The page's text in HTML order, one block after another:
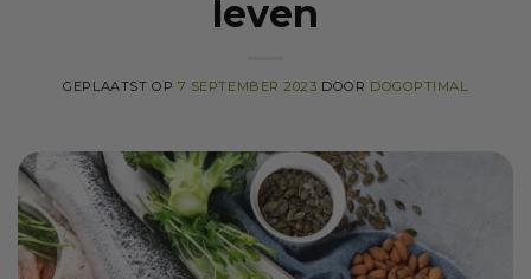
leven
GEPLAATST OP 7 SEPTEMBER 2023 DOOR DOGOPTIMAL